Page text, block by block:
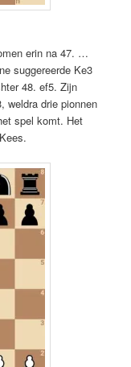
erin na 47. …
suggereerde Ke3
48. ef5. Zijn
weldra drie pionnen
spel komt. Het